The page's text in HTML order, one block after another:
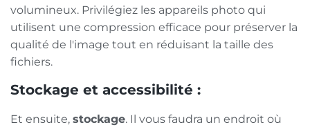
volumineux. Privilégiez les appareils photo qui
utilisent une compression efficace pour préserver la
qualité de l'image tout en réduisant la taille des
fichiers.
Stockage et accessibilité :
Et ensuite, stockage. Il vous faudra un endroit où